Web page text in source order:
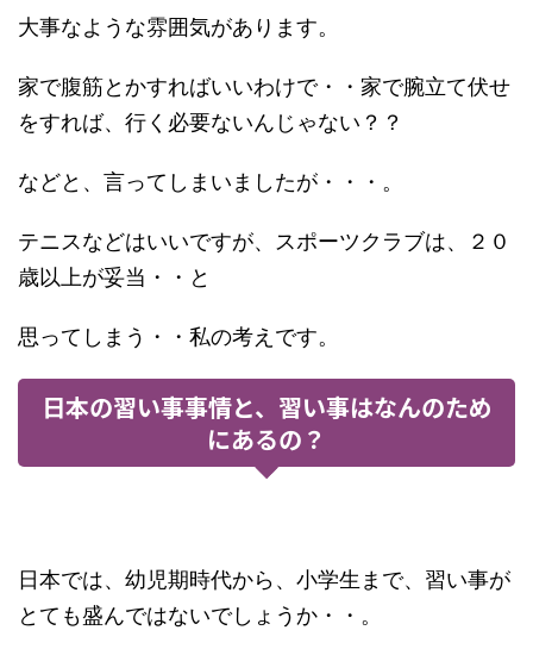
大事なような雰囲気があります。
家で腹筋とかすればいいわけで・・家で腕立て伏せ
をすれば、行く必要ないんじゃない？？
などと、言ってしまいましたが・・・。
テニスなどはいいですが、スポーツクラブは、２０
歳以上が妥当・・と
思ってしまう・・私の考えです。
日本の習い事事情と、習い事はなんのため
にあるの？
日本では、幼児期時代から、小学生まで、習い事が
とても盛んではないでしょうか・・。